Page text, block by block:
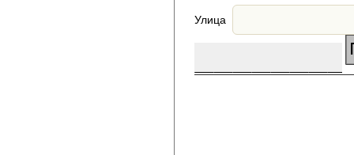
Улица